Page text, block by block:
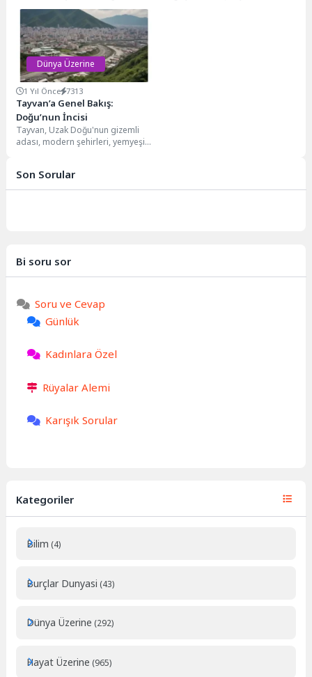
kaçamaktı. Şehrin karmaşasından
uzaklaşmak, Ege'nin serin
sularında...
Dünya Üzerine
1 Yıl Önce 7313
Tayvan’a Genel Bakış:
Doğu’nun İncisi
Tayvan, Uzak Doğu'nun gizemli
adası, modern şehirleri, yemyeşil
Son Sorular
Bi soru sor
Soru ve Cevap
Günlük
Kadınlara Özel
Rüyalar Alemi
Karışık Sorular
Kategoriler
Bilim (4)
Burçlar Dunyasi (43)
Dünya Üzerine (292)
Hayat Üzerine (965)